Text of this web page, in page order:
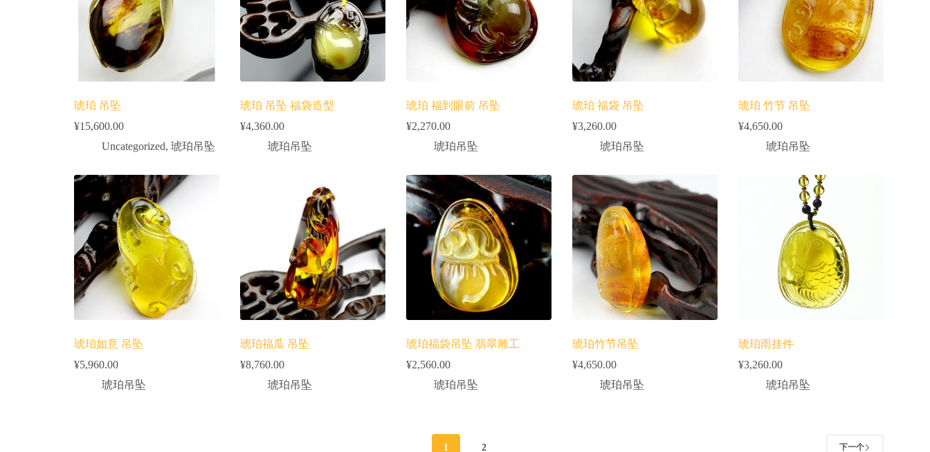
琥珀 吊坠
¥15,600.00
Uncategorized,琥珀吊坠
琥珀 吊坠 福袋造型
¥4,360.00
琥珀吊坠
琥珀 福到眼前 吊坠
¥2,270.00
琥珀吊坠
琥珀 福袋 吊坠
¥3,260.00
琥珀吊坠
琥珀 竹节 吊坠
¥4,650.00
琥珀吊坠
琥珀如意 吊坠
¥5,960.00
琥珀吊坠
琥珀福瓜 吊坠
¥8,760.00
琥珀吊坠
琥珀福袋吊坠 翡翠雕工
¥2,560.00
琥珀吊坠
琥珀竹节吊坠
¥4,650.00
琥珀吊坠
琥珀雨挂件
¥3,260.00
琥珀吊坠
1 2 下一个